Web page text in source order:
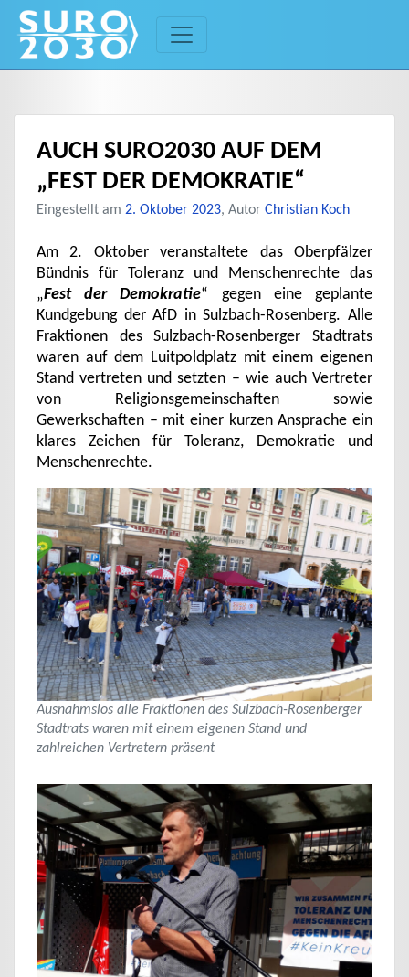
content
AUCH SURO2030 AUF DEM
„FEST DER DEMOKRATIE“
Eingestellt am 2. Oktober 2023, Autor Christian Koch
Am 2. Oktober veranstaltete das Oberpfälzer
Bündnis für Toleranz und Menschenrechte das
„Fest der Demokratie“ gegen eine geplante
Kundgebung der AfD in Sulzbach-Rosenberg. Alle
Fraktionen des Sulzbach-Rosenberger Stadtrats
waren auf dem Luitpoldplatz mit einem eigenen
Stand vertreten und setzten – wie auch Vertreter
von Religionsgemeinschaften sowie
Gewerkschaften – mit einer kurzen Ansprache ein
klares Zeichen für Toleranz, Demokratie und
Menschenrechte.
Ausnahmslos alle Fraktionen des Sulzbach-Rosenberger
Stadtrats waren mit einem eigenen Stand und
zahlreichen Vertretern präsent